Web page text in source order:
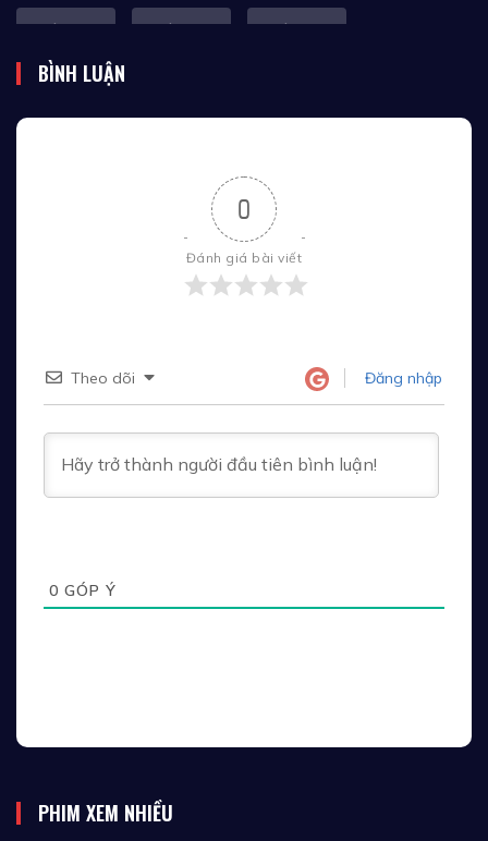
Tập 25 Tập 26 Tập 27
Tập 35 Tập 36
Tập 38 Tập 39
Tập 40 Tập 42
Tập 43 Tập 44 Tập 45
Tập 46 Tập 47 Tập 48
BÌNH LUẬN
0
Đánh giá bài viết
Theo dõi Đăng nhập
0 GÓP Ý
PHIM XEM NHIỀU